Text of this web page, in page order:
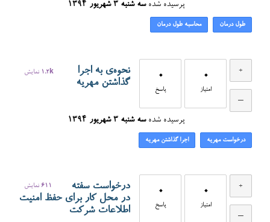
پرسیده شده سه شنبه ۳ شهریور ۱۳۹۴
طول درمان محاسبه طول درمان
0
امتیاز
0
پاسخ
1.2k نمایش
نحوه‌ی به اجرا
گذاشتن مهریه
پرسیده شده سه شنبه ۳ شهریور ۱۳۹۴
درخواست مهریه اجرا گذاشتن مهریه
0
امتیاز
0
پاسخ
611 نمایش
درخواست سفته
در محل کار برای حفظ امنیت
اطلاعات شرکت